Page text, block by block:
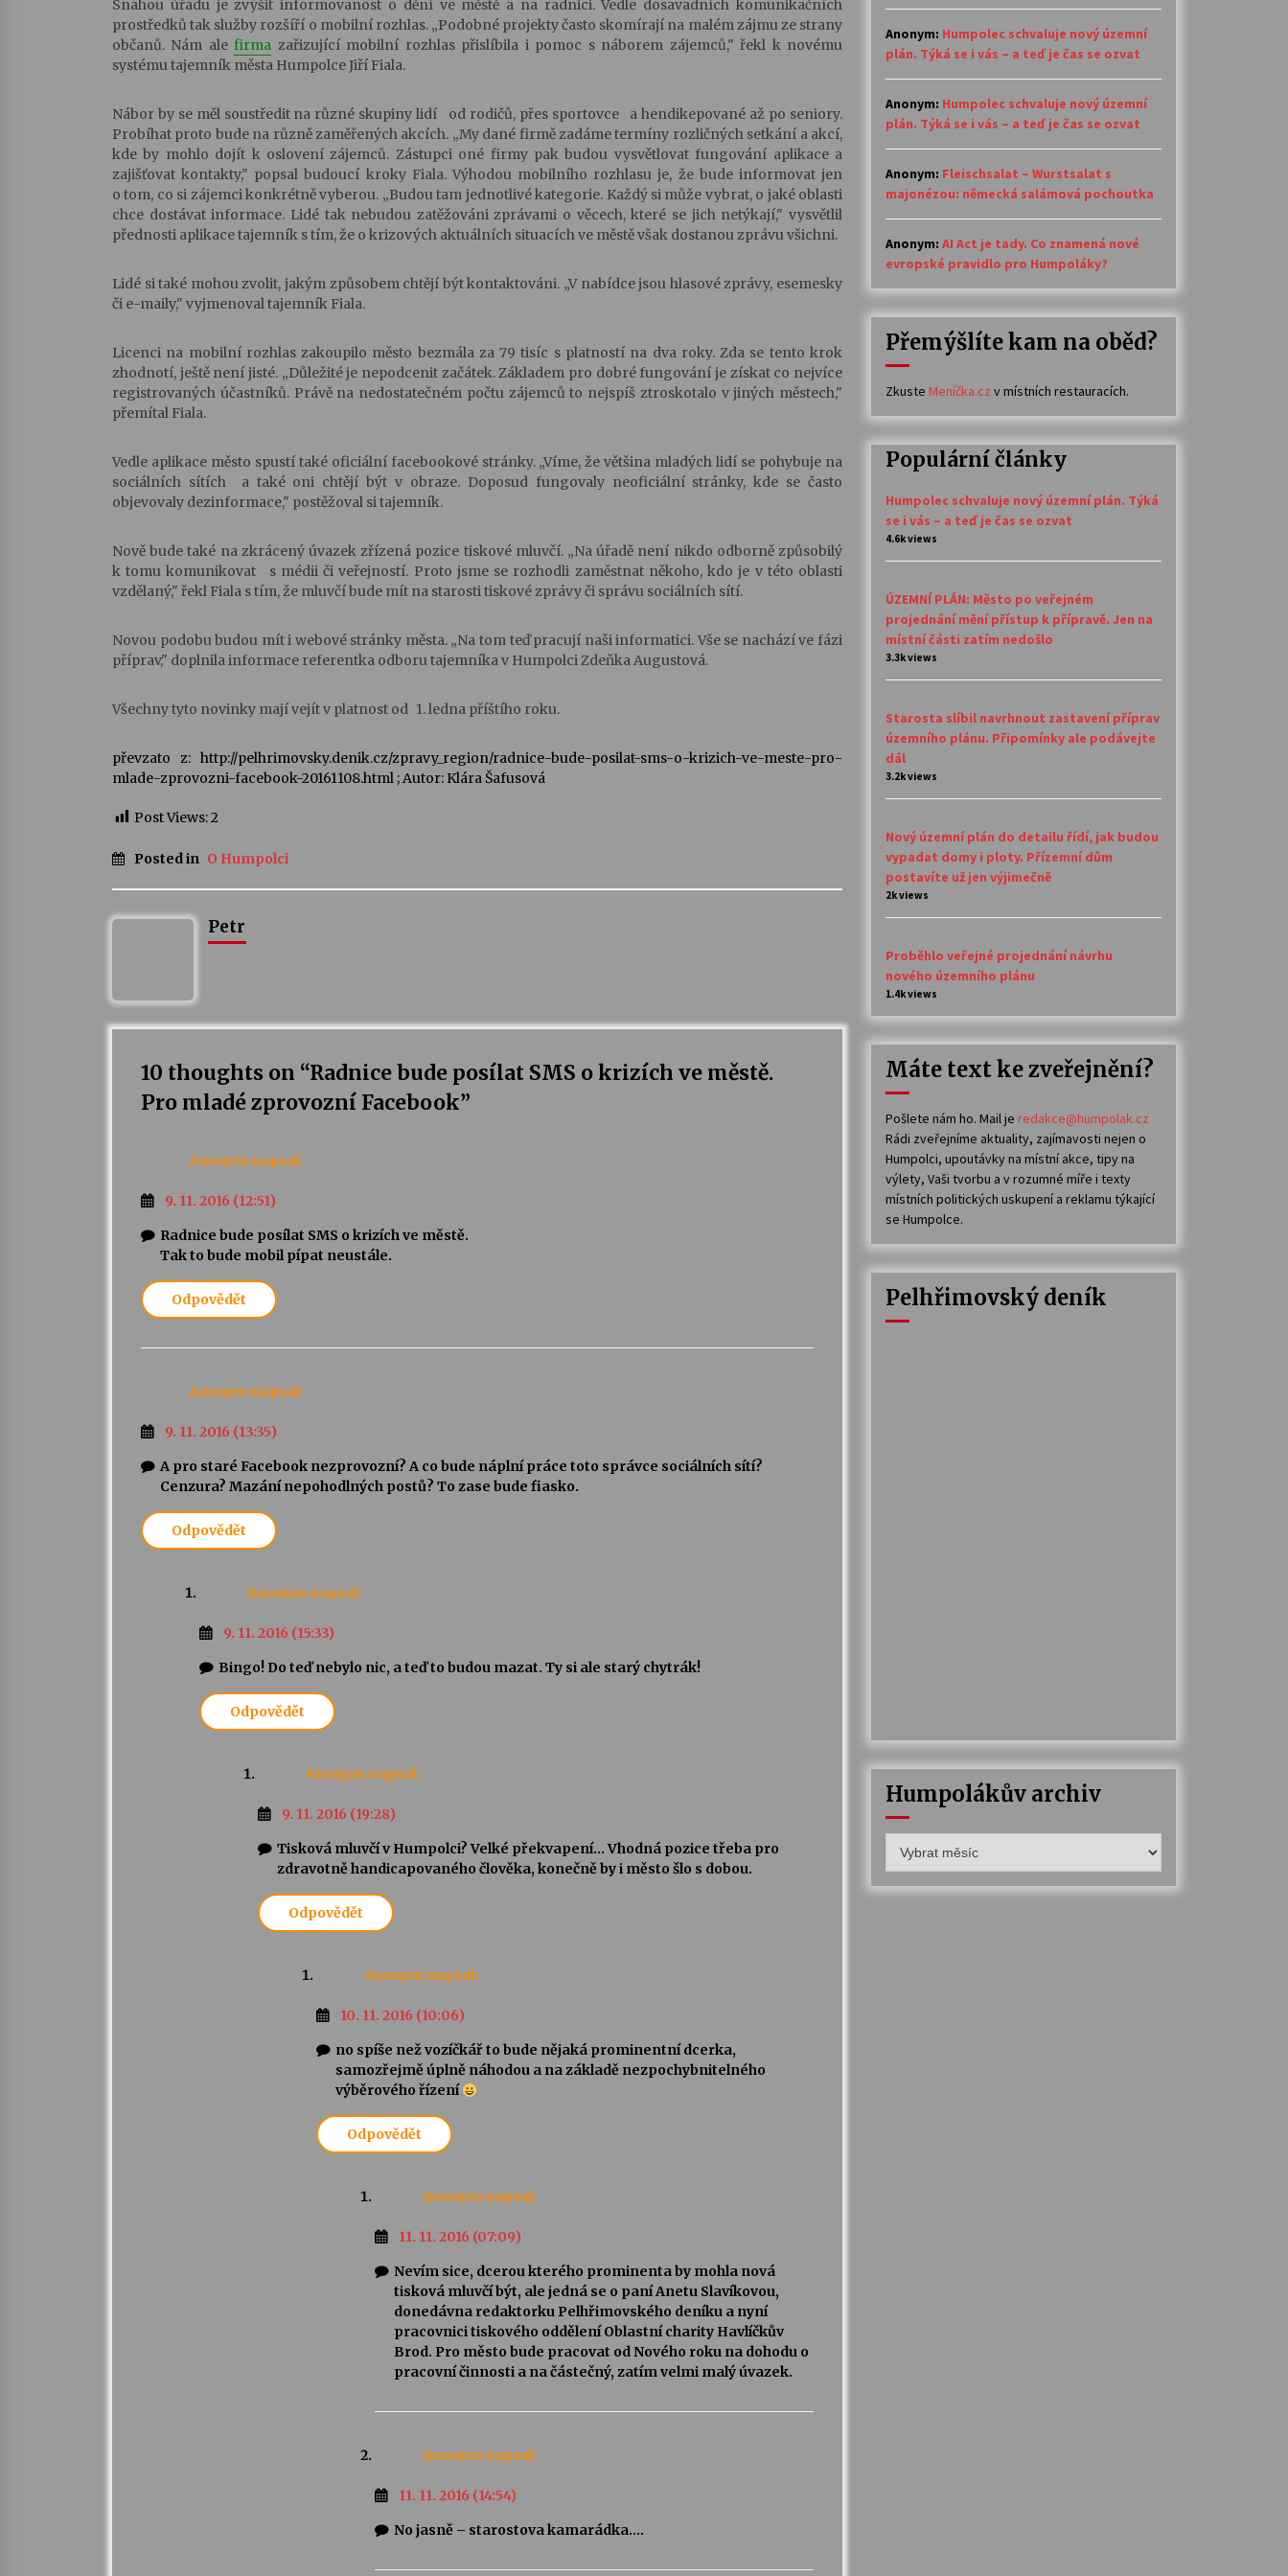
Snahou úřadu je zvýšit informovanost o dění ve městě a na radnici. Vedle dosavadních komunikačních
prostředků tak služby rozšíří o mobilní rozhlas. „Podobné projekty často skomírají na malém zájmu ze strany
občanů. Nám alefirma zařizující mobilní rozhlas přislíbila i pomoc s náborem zájemců," řekl k novému
systému tajemník města Humpolce Jiří Fiala.
Nábor by se měl soustředit na různé skupiny lidí od rodičů, přes sportovce a hendikepované až po seniory.
Probíhat proto bude na různě zaměřených akcích. „My dané firmě zadáme termíny rozličných setkání a akcí,
kde by mohlo dojít k oslovení zájemců. Zástupci oné firmy pak budou vysvětlovat fungování aplikace a
zajišťovat kontakty," popsal budoucí kroky Fiala. Výhodou mobilního rozhlasu je, že bude informovat jen
o tom, co si zájemci konkrétně vyberou. „Budou tam jednotlivé kategorie. Každý si může vybrat, o jaké oblasti
chce dostávat informace. Lidé tak nebudou zatěžováni zprávami o věcech, které se jich netýkají," vysvětlil
přednosti aplikace tajemník s tím, že o krizových aktuálních situacích ve městě však dostanou zprávu všichni.
Lidé si také mohou zvolit, jakým způsobem chtějí být kontaktováni. „V nabídce jsou hlasové zprávy, esemesky
či e-maily," vyjmenoval tajemník Fiala.
Licenci na mobilní rozhlas zakoupilo město bezmála za 79 tisíc s platností na dva roky. Zda se tento krok
zhodnotí, ještě není jisté. „Důležité je nepodcenit začátek. Základem pro dobré fungování je získat co nejvíce
registrovaných účastníků. Právě na nedostatečném počtu zájemců to nejspíš ztroskotalo v jiných městech,"
přemítal Fiala.
Vedle aplikace město spustí také oficiální facebookové stránky. „Víme, že většina mladých lidí se pohybuje na
sociálních sítích a také oni chtějí být v obraze. Doposud fungovaly neoficiální stránky, kde se často
objevovaly dezinformace," postěžoval si tajemník.
Nově bude také na zkrácený úvazek zřízená pozice tiskové mluvčí. „Na úřadě není nikdo odborně způsobilý
k tomu komunikovat s médii či veřejností. Proto jsme se rozhodli zaměstnat někoho, kdo je v této oblasti
vzdělaný," řekl Fiala s tím, že mluvčí bude mít na starosti tiskové zprávy či správu sociálních sítí.
Novou podobu budou mít i webové stránky města. „Na tom teď pracují naši informatici. Vše se nachází ve fázi
příprav," doplnila informace referentka odboru tajemníka v Humpolci Zdeňka Augustová.
Všechny tyto novinky mají vejít v platnost od 1. ledna příštího roku.
převzato z: http://pelhrimovsky.denik.cz/zpravy_region/radnice-bude-posilat-sms-o-krizich-ve-meste-pro-
mlade-zprovozni-facebook-20161108.html ; Autor: Klára Šafusová
Post Views:2
Posted in O Humpolci
Petr
10 thoughts on “Radnice bude posílat SMS o krizích ve městě.
Pro mladé zprovozní Facebook”
Anonym napsal:
9. 11. 2016 (12:51)
Radnice bude posílat SMS o krizích ve městě.
Tak to bude mobil pípat neustále.
Odpovědět
Anonym napsal:
9. 11. 2016 (13:35)
A pro staré Facebook nezprovozní? A co bude náplní práce toto správce sociálních sítí?
Cenzura? Mazání nepohodlných postů? To zase bude fiasko.
Odpovědět
Anonym napsal:
9. 11. 2016 (15:33)
Bingo! Do teď nebylo nic, a teď to budou mazat. Ty si ale starý chytrák!
Odpovědět
Anonym napsal:
9. 11. 2016 (19:28)
Tisková mluvčí v Humpolci? Velké překvapení… Vhodná pozice třeba pro
zdravotně handicapovaného člověka, konečně by i město šlo s dobou.
Odpovědět
Anonym napsal:
10. 11. 2016 (10:06)
no spíše než vozíčkář to bude nějaká prominentní dcerka,
samozřejmě úplně náhodou a na základě nezpochybnitelného
výběrového řízení
Odpovědět
Anonym napsal:
11. 11. 2016 (07:09)
Nevím sice, dcerou kterého prominenta by mohla nová
tisková mluvčí být, ale jedná se o paní Anetu Slavíkovou,
donedávna redaktorku Pelhřimovského deníku a nyní
pracovnici tiskového oddělení Oblastní charity Havlíčkův
Brod. Pro město bude pracovat od Nového roku na dohodu o
pracovní činnosti a na částečný, zatím velmi malý úvazek.
Anonym napsal:
11. 11. 2016 (14:54)
No jasně – starostova kamarádka….
Anonym: Humpolec schvaluje nový územní
plán. Týká se i vás – a teď je čas se ozvat
Anonym: Humpolec schvaluje nový územní
plán. Týká se i vás – a teď je čas se ozvat
Anonym: Fleischsalat – Wurstsalat s
majonézou: německá salámová pochoutka
Anonym: AI Act je tady. Co znamená nové
evropské pravidlo pro Humpoláky?
Přemýšlíte kam na oběd?
Zkuste Meníčka.cz v místních restauracích.
Populární články
Humpolec schvaluje nový územní plán. Týká
se i vás – a teď je čas se ozvat
4.6k views
ÚZEMNÍ PLÁN: Město po veřejném
projednání mění přístup k přípravě. Jen na
místní části zatím nedošlo
3.3k views
Starosta slíbil navrhnout zastavení příprav
územního plánu. Připomínky ale podávejte
dál
3.2k views
Nový územní plán do detailu řídí, jak budou
vypadat domy i ploty. Přízemní dům
postavíte už jen výjimečně
2k views
Proběhlo veřejné projednání návrhu
nového územního plánu
1.4k views
Máte text ke zveřejnění?
Pošlete nám ho. Mail je redakce@humpolak.cz
Rádi zveřejníme aktuality, zajímavosti nejen o
Humpolci, upoutávky na místní akce, tipy na
výlety, Vaši tvorbu a v rozumné míře i texty
místních politických uskupení a reklamu týkající
se Humpolce.
Pelhřimovský deník
Humpolákův archiv
archiv